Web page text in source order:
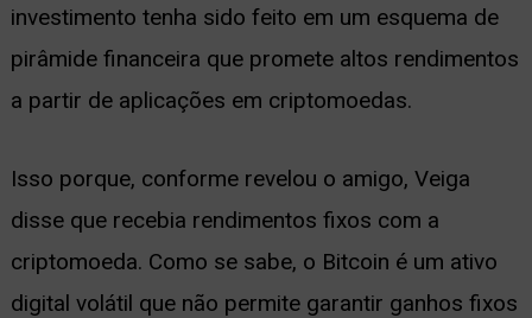
investimento tenha sido feito em um esquema de
pirâmide financeira que promete altos rendimentos
a partir de aplicações em criptomoedas.
Isso porque, conforme revelou o amigo, Veiga
disse que recebia rendimentos fixos com a
criptomoeda. Como se sabe, o Bitcoin é um ativo
digital volátil que não permite garantir ganhos fixos